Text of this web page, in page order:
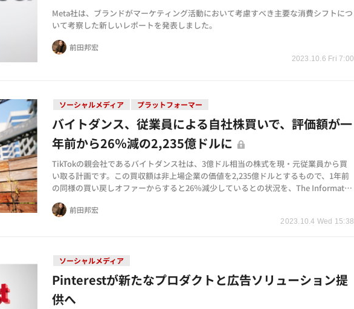
2023.10.6 Fri 7:00
Meta社は、ブランドがマーケティング活動において考慮すべき主要な消費シフトにつ
いて考察した新しいレポートを発表しました。
前田邦宏
ソーシャルメディア プラットフォーマー
2023.10.4 Wed 15:38
バイトダンス、従業員による自社株買いで、評価額が一
年前から26％減の2,235億ドルに
TikTokの親会社であるバイトダンス社は、3億ドル相当の株式を現・元従業員から買
い取る計画です。この買収額は非上場企業の価値を2,235億ドルとするもので、1年前
の同様の買い戻しオファーからすると26％減少しているとの状況を、The Informatio
n誌が取材しました。
前田邦宏
ソーシャルメディア
Pinterestが新たなプロダクトと広告ソリューション提
供へ